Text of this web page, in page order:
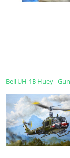
Bell UH-1B Huey -